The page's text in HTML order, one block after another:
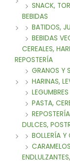
SNACK,
BEBIDAS
BATIDOS,
BEBIDAS
CEREALES,
REPOSTERÍA
GRANOS Y
HARINAS,
LEGUMBRES
PASTA,
REPOSTERÍA
DULCES,
BOLLERÍA Y